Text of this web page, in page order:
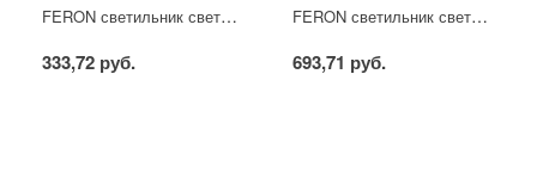
FERON светильник светодиодный встраиваемый AL2111 6W 4000K квадратный
333,72 руб.
FERON светильник светодиодный встраиваемый AL2110 18W 4000K круглый
693,71 руб.